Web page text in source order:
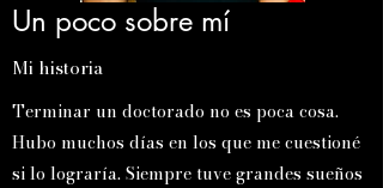
Un poco sobre mí
Mi historia
Terminar un doctorado no es poca cosa.
Hubo muchos días en los que me cuestioné
si lo lograría. Siempre tuve grandes sueños